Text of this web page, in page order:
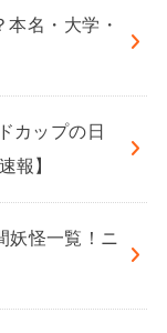
本名・大学・
カップの日
報】
妖怪一覧！ニ